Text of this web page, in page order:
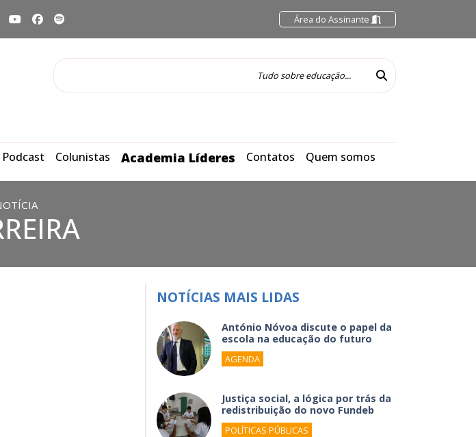
Área do Assinante
Podcast Colunistas Academia Líderes Contatos Quem somos
NOTÍCIAS MAIS LIDAS
António Nóvoa discute o papel da
escola na educação do futuro
AGENDA
Justiça social, a lógica por trás da
redistribuição do novo Fundeb
POLÍTICAS PÚBLICAS